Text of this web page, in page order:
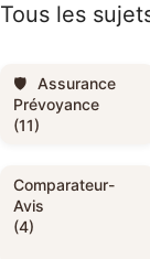
Tous les
Assurance
Prévoyance
(11)
Comparateur-
Avis
(4)